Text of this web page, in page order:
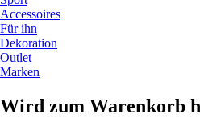
Accessoires
Für ihn
Dekoration
Outlet
Marken
Wird zum Warenkorb